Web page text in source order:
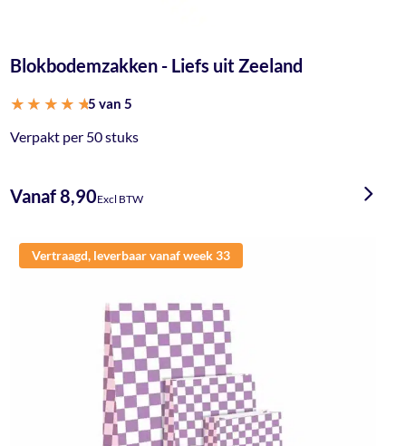
Blokbodemzakken - Liefs uit Zeeland
5uit 5
5 van 5
Verpakt per 50 stuks
Vanaf 8,90Excl BTW
Vertraagd, leverbaar vanaf week 33